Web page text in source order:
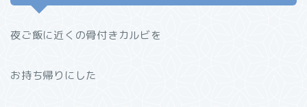
夜ご飯に近くの骨付きカルビを
お持ち帰りにした